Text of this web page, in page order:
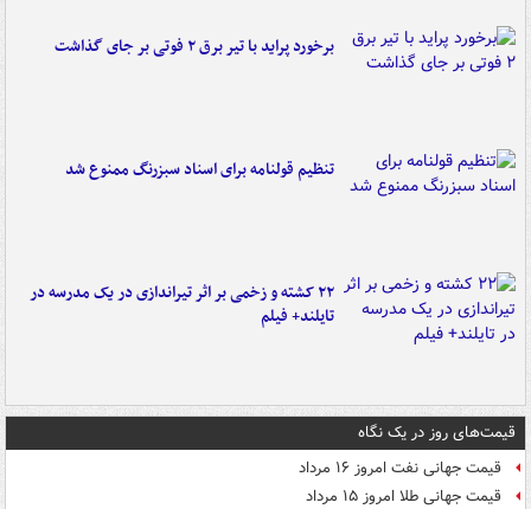
برخورد پراید با تیر برق ۲ فوتی بر جای گذاشت
تنظیم قولنامه برای اسناد سبزرنگ ممنوع شد
۲۲ کشته و زخمی بر اثر تیراندازی در یک مدرسه در
تایلند+ فیلم
قیمت‌های روز در یک نگاه
قیمت جهانی نفت امروز ۱۶ مرداد
قیمت جهانی طلا امروز ۱۵ مرداد